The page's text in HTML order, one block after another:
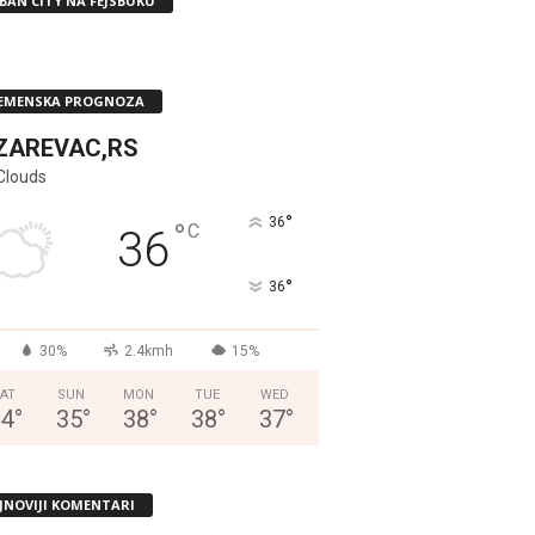
PROGNOZA
36°C 36°
36°
30% 2.4kmh 15%
°
SUN
35°
MON
38°
TUE
38°
WED
37°
KOMENTARI